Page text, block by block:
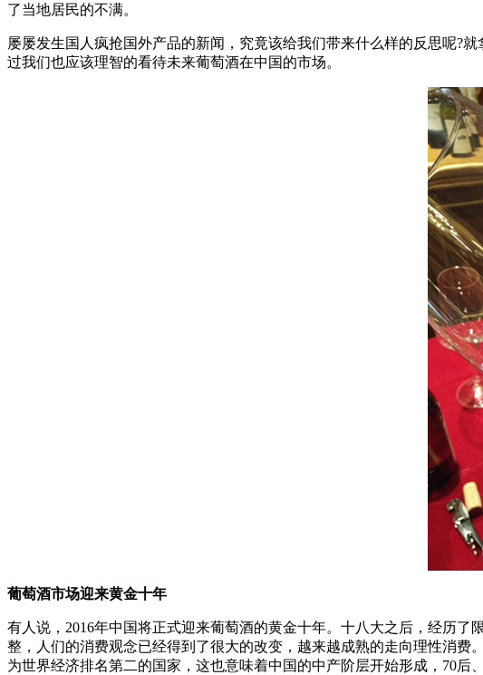
了当地居民的不满。
屡屡发生国人疯抢国外产品的新闻，究竟该给我们带来什么样的反思呢?
过我们也应该理智的看待未来葡萄酒在中国的市场。
葡萄酒市场迎来黄金十年
有人说，2016年中国将正式迎来葡萄酒的黄金十年。十八大之后，经历
整，人们的消费观念已经得到了很大的改变，越来越成熟的走向理性消
为世界经济排名第二的国家，这也意味着中国的中产阶层开始形成，70后